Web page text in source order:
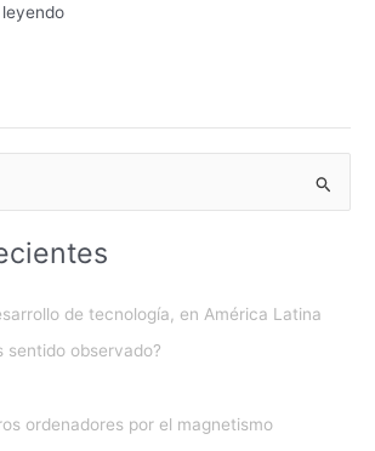
de tecnología, en América Latina
sentido observado?
ordenadores por el magnetismo